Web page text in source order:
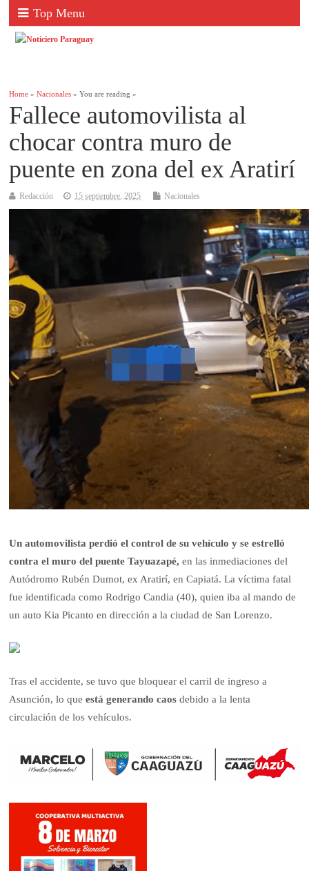
Top Menu
Home »Nacionales » You are reading »
Fallece automovilista al
chocar contra muro de
puente en zona del ex Aratirí
Redacción 15 septiembre, 2025 Nacionales
Un automovilista perdió el control de su vehículo y se estrelló
contra el muro del puente Tayuazapé, en las inmediaciones del
Autódromo Rubén Dumot, ex Aratirí, en Capiatá. La víctima fatal
fue identificada como Rodrigo Candia (40), quien iba al mando de
un auto Kia Picanto en dirección a la ciudad de San Lorenzo.
Tras el accidente, se tuvo que bloquear el carril de ingreso a
Asunción, lo queestá generando caos debido a la lenta
circulación de los vehículos.